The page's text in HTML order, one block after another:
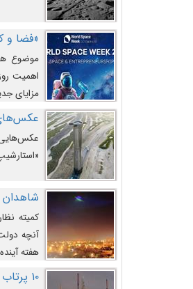
«فضا و
اهمیت
مزایای
شاهدان
کمیته
آنچه
هفته
۱۰ پرتاب برتر موشک آریان ۵ در تمام ادوار